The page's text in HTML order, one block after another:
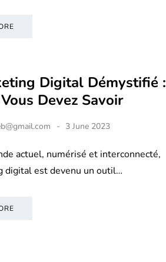
Digital Démystifié :
Devez Savoir
3 June 2023
actuel, numérisé et interconnecté,
digital est devenu un outil…